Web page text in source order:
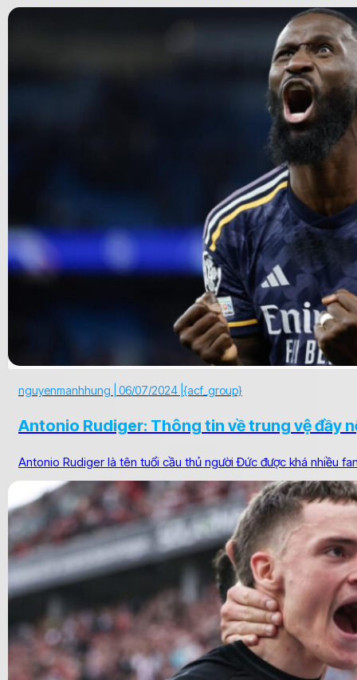
nguyenmanhhung | 06/07/2024 | {acf_group}
Antonio Rudiger: Thông tin về trung vệ đầy
Antonio Rudiger là tên tuổi cầu thủ người Đức được khá nhiều